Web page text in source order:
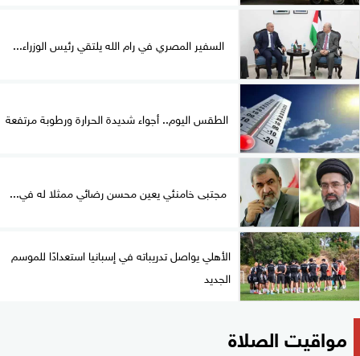
السفير المصري في رام الله يلتقي رئيس الوزراء...
الطقس اليوم.. أجواء شديدة الحرارة ورطوبة مرتفعة
مجتبى خامنئي يعين محسن رضائي ممثلا له في...
الأهلي يواصل تدريباته في إسبانيا استعدادًا للموسم
الجديد
مواقيت الصلاة